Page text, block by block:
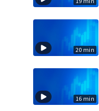
20 min
16 min